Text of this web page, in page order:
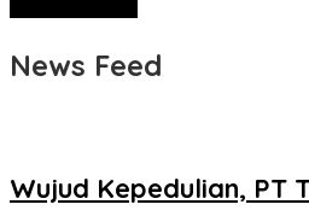
News Feed
Wujud Kepedulian, PT